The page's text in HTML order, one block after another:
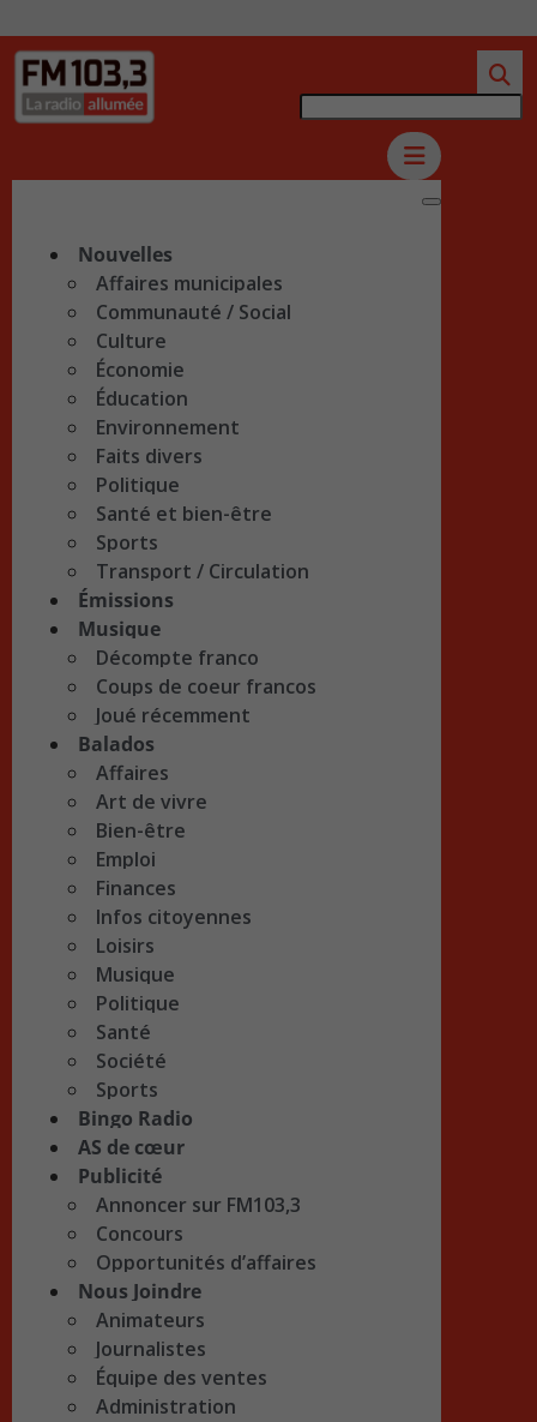
Nouvelles
Affaires municipales
Communauté / Social
Culture
Économie
Éducation
Environnement
Faits divers
Politique
Santé et bien-être
Sports
Transport / Circulation
Émissions
Musique
Décompte franco
Coups de coeur francos
Joué récemment
Balados
Affaires
Art de vivre
Bien-être
Emploi
Finances
Infos citoyennes
Loisirs
Musique
Politique
Santé
Société
Sports
Bingo Radio
AS de cœur
Publicité
Annoncer sur FM103,3
Concours
Opportunités d’affaires
Nous Joindre
Animateurs
Journalistes
Équipe des ventes
Administration